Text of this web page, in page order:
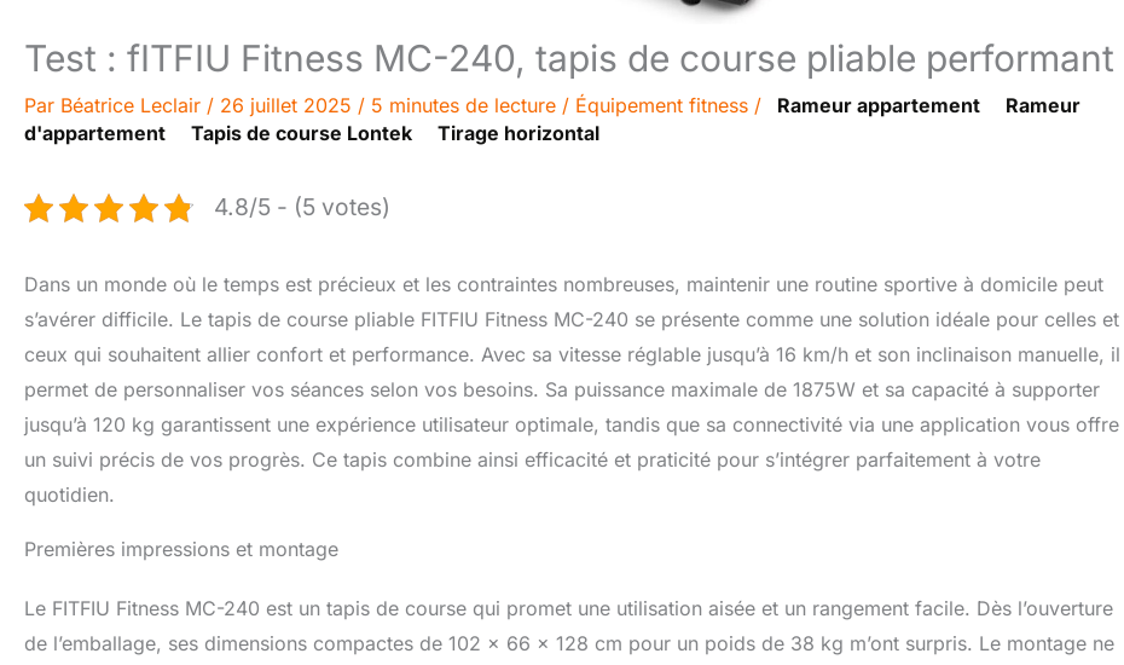
Test : fITFIU Fitness MC-240, tapis de course pliable performant
Par Béatrice Leclair / 26 juillet 2025 / 5 minutes de lecture / Équipement fitness / Rameur appartement
Rameur
d'appartement
Tapis de course Lontek Tirage horizontal
4.8/5 - (5 votes)
Dans un monde où le temps est précieux et les contraintes nombreuses, maintenir une routine sportive à domicile peut
s’avérer difficile. Le tapis de course pliable FITFIU Fitness MC-240 se présente comme une solution idéale pour celles et
ceux qui souhaitent allier confort et performance. Avec sa vitesse réglable jusqu’à 16 km/h et son inclinaison manuelle, il
permet de personnaliser vos séances selon vos besoins. Sa puissance maximale de 1875W et sa capacité à supporter
jusqu’à 120 kg garantissent une expérience utilisateur optimale, tandis que sa connectivité via une application vous offre
un suivi précis de vos progrès. Ce tapis combine ainsi efficacité et praticité pour s’intégrer parfaitement à votre
quotidien.
Premières impressions et montage
Le FITFIU Fitness MC-240 est un tapis de course qui promet une utilisation aisée et un rangement facile. Dès l’ouverture
de l’emballage, ses dimensions compactes de 102 x 66 x 128 cm pour un poids de 38 kg m’ont surpris. Le montage ne